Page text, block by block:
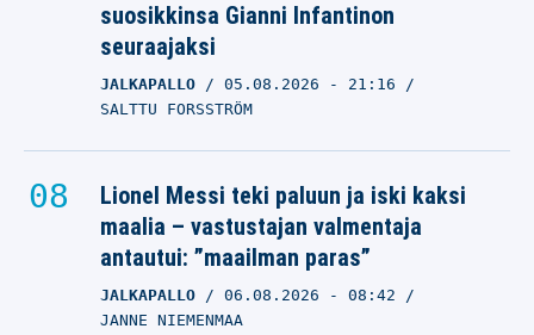
suosikkinsa Gianni Infantinon
seuraajaksi
JALKAPALLO 05.08.2026 - 21:16
SALTTU FORSSTRÖM
Lionel Messi teki paluun ja iski kaksi
maalia – vastustajan valmentaja
antautui: ”maailman paras”
JALKAPALLO 06.08.2026 - 08:42
JANNE NIEMENMAA